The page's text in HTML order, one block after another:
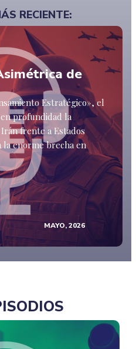
RECIENTE:
de
Estratégico», el
profundidad la
frente a Estados
la enorme brecha en
MAYO, 2026